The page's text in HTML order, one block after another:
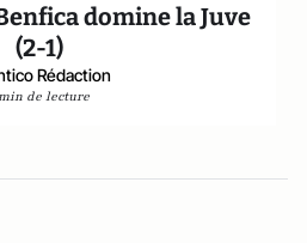
domine la Juve
(2-1)
Rédaction
de lecture